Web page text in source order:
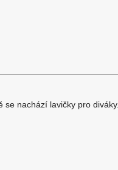
nachází lavičky pro diváky.